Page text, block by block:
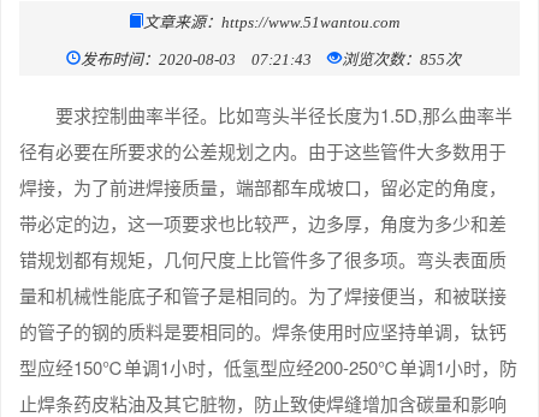
文章来源：https://www.51wantou.com
发布时间：2020-08-03 07:21:43 浏览次数：855次
要求控制曲率半径。比如弯头半径长度为1.5D,那么曲率半
径有必要在所要求的公差规划之内。由于这些管件大多数用于
焊接，为了前进焊接质量，端部都车成坡口，留必定的角度，
带必定的边，这一项要求也比较严，边多厚，角度为多少和差
错规划都有规矩，几何尺度上比管件多了很多项。弯头表面质
量和机械性能底子和管子是相同的。为了焊接便当，和被联接
的管子的钢的质料是要相同的。焊条使用时应坚持单调，钛钙
型应经150℃单调1小时，低氢型应经200-250℃单调1小时，防
止焊条药皮粘油及其它脏物，防止致使焊缝增加含碳量和影响